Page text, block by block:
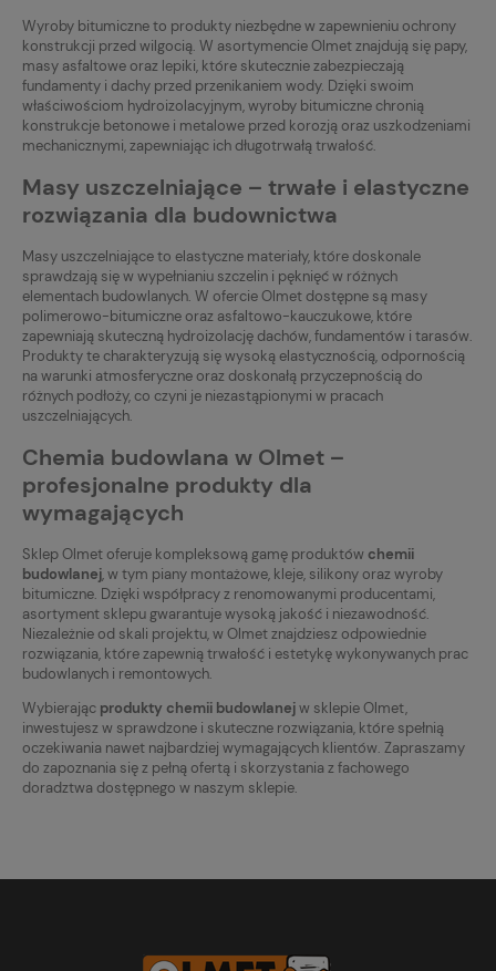
Wyroby bitumiczne to produkty niezbędne w zapewnieniu ochrony
konstrukcji przed wilgocią. W asortymencie Olmet znajdują się papy,
masy asfaltowe oraz lepiki, które skutecznie zabezpieczają
fundamenty i dachy przed przenikaniem wody. Dzięki swoim
właściwościom hydroizolacyjnym, wyroby bitumiczne chronią
konstrukcje betonowe i metalowe przed korozją oraz uszkodzeniami
mechanicznymi, zapewniając ich długotrwałą trwałość.
Masy uszczelniające – trwałe i elastyczne
rozwiązania dla budownictwa
Masy uszczelniające to elastyczne materiały, które doskonale
sprawdzają się w wypełnianiu szczelin i pęknięć w różnych
elementach budowlanych. W ofercie Olmet dostępne są masy
polimerowo-bitumiczne oraz asfaltowo-kauczukowe, które
zapewniają skuteczną hydroizolację dachów, fundamentów i tarasów.
Produkty te charakteryzują się wysoką elastycznością, odpornością
na warunki atmosferyczne oraz doskonałą przyczepnością do
różnych podłoży, co czyni je niezastąpionymi w pracach
uszczelniających.
Chemia budowlana w Olmet –
profesjonalne produkty dla
wymagających
Sklep Olmet oferuje kompleksową gamę produktów chemii
budowlanej, w tym piany montażowe, kleje, silikony oraz wyroby
bitumiczne. Dzięki współpracy z renomowanymi producentami,
asortyment sklepu gwarantuje wysoką jakość i niezawodność.
Niezależnie od skali projektu, w Olmet znajdziesz odpowiednie
rozwiązania, które zapewnią trwałość i estetykę wykonywanych prac
budowlanych i remontowych.
Wybierając produkty chemii budowlanejw sklepie Olmet,
inwestujesz w sprawdzone i skuteczne rozwiązania, które spełnią
oczekiwania nawet najbardziej wymagających klientów. Zapraszamy
do zapoznania się z pełną ofertą i skorzystania z fachowego
doradztwa dostępnego w naszym sklepie.